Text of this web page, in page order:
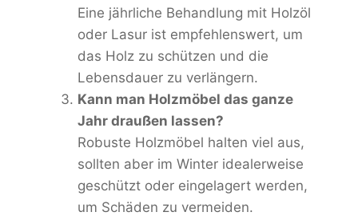
Eine jährliche Behandlung mit Holzöl
oder Lasur ist empfehlenswert, um
das Holz zu schützen und die
Lebensdauer zu verlängern.
Kann man Holzmöbel das ganze
Jahr draußen lassen?
Robuste Holzmöbel halten viel aus,
sollten aber im Winter idealerweise
geschützt oder eingelagert werden,
um Schäden zu vermeiden.